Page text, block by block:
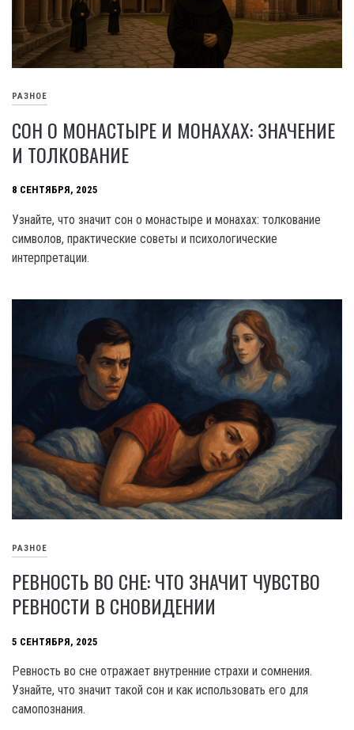
РАЗНОЕ
СОН О МОНАСТЫРЕ И МОНАХАХ: ЗНАЧЕНИЕ
И ТОЛКОВАНИЕ
8 СЕНТЯБРЯ, 2025
Узнайте, что значит сон о монастыре и монахах: толкование
символов, практические советы и психологические
интерпретации.
РАЗНОЕ
РЕВНОСТЬ ВО СНЕ: ЧТО ЗНАЧИТ ЧУВСТВО
РЕВНОСТИ В СНОВИДЕНИИ
5 СЕНТЯБРЯ, 2025
Ревность во сне отражает внутренние страхи и сомнения.
Узнайте, что значит такой сон и как использовать его для
самопознания.